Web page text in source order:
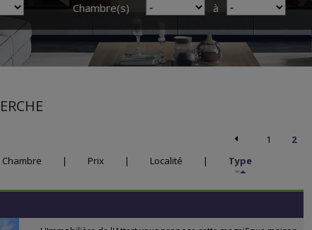
Chambre(s) à
1
2
Chambre | Prix | Localité | Type